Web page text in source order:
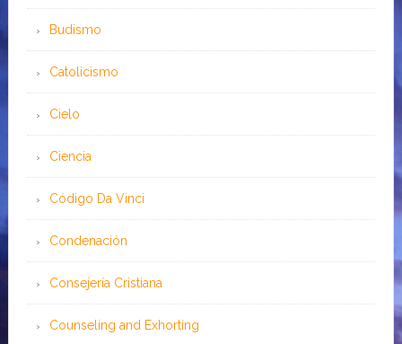
Budismo
Catolicismo
Cielo
Ciencia
Código Da Vinci
Condenación
Consejería Cristiana
Counseling and Exhorting